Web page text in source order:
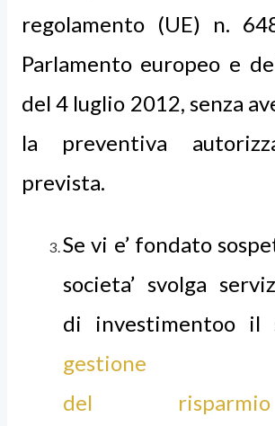
regolamento (UE) n.
Parlamento europeo e
del 4 luglio 2012, senza
la preventiva
prevista.
Se vi e’ fondato
societa’ svolga
di investimentoo il
gestione
del risparmio